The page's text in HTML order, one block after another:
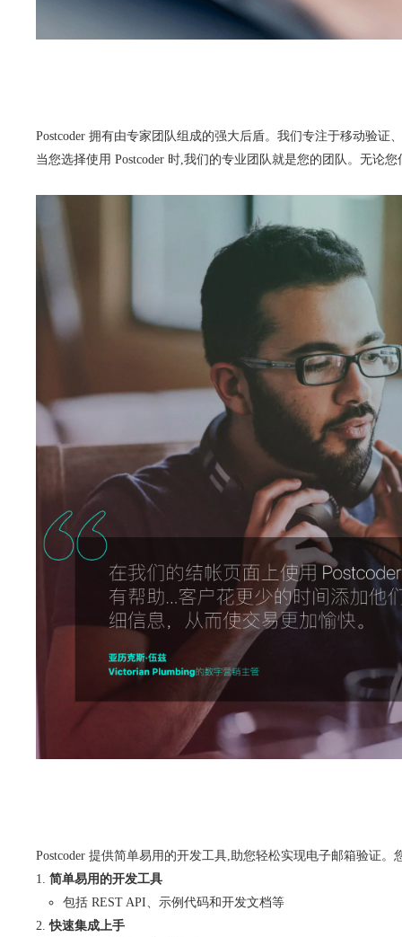
Postcoder 拥有由专家团队组成的强大后盾。我们专注于移动验
当您选择使用 Postcoder 时,我们的专业团队就是您的团队。无论
Postcoder 提供简单易用的开发工具,助您轻松实现电子邮箱验证
简单易用的开发工具
包括 REST API、示例代码和开发文档等
快速集成上手